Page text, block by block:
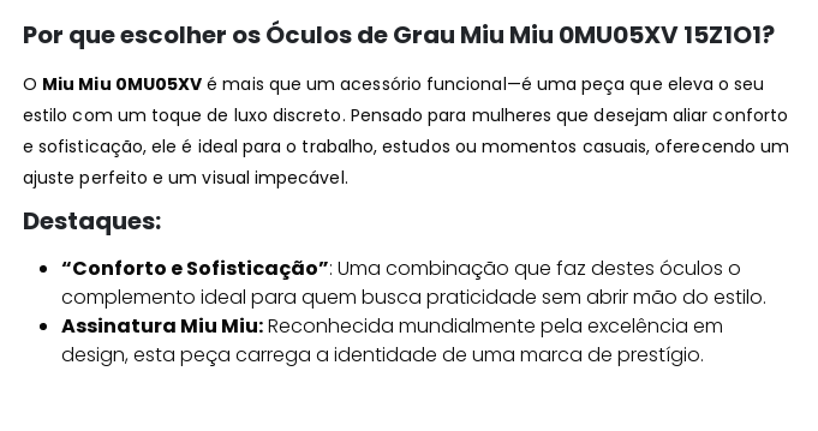
Por que escolher os Óculos de Grau Miu Miu 0MU05XV 15Z1O1?
O Miu Miu 0MU05XV é mais que um acessório funcional—é uma peça que eleva o seu
estilo com um toque de luxo discreto. Pensado para mulheres que desejam aliar conforto
e sofisticação, ele é ideal para o trabalho, estudos ou momentos casuais, oferecendo um
ajuste perfeito e um visual impecável.
Destaques:
“Conforto e Sofisticação”: Uma combinação que faz destes óculos o
complemento ideal para quem busca praticidade sem abrir mão do estilo.
Assinatura Miu Miu:Reconhecida mundialmente pela excelência em
design, esta peça carrega a identidade de uma marca de prestígio.